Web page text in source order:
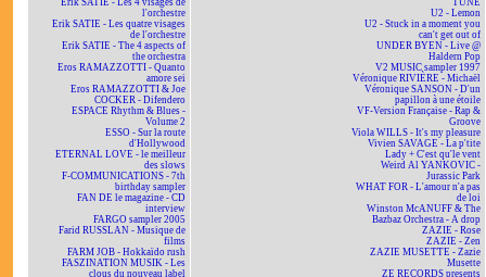
Erik SATIE - Les 4 visages de
l'orchestre
Erik SATIE - Les quatre visages
de l'orchestre
Erik SATIE - The 4 aspects of
the orchestra
Eros RAMAZZOTTI - Quanto
amore sei
Eros RAMAZZOTTI & Joe
COCKER - Difendero
ESPACE Rhythm & Blues -
Volume 2
ESSO - Sur la route
d'Hollywood
ETERNAL LOVE - le meilleur
des slows
F-COMMUNICATIONS - 7th
birthday sampler
FAN DE le magazine - CD
interview
FARGO sampler 2005
Farid RUSSLAN - Musique de
films
FARM JOB - Hokkaïdo rush
FASZINATION MUSIK - Les
clous du nouveau label
TUNE
U2 - Lemon
U2 - Stuck in a moment you
can't get out of
UNDER BYEN - Live @
Haldern Pop
V2 MUSIC sampler 1997
Véronique RIVIÈRE - Michaël
Véronique SANSON - D'un
papillon à une étoile
VF-Version Française - Rap &
Groove
Viola WILLS - It's my pleasure
Vivien SAVAGE - La p'tite
Lady + C'est qu'le vent
Weird Al YANKOVIC -
Jurassic Park
WHAT FOR - L'amour n'a pas
de loi
Winston McANUFF & The
Bazbaz Orchestra - A drop
ZAZIE - Rose
ZAZIE - Zen
ZAZIE MUSETTE - Zazie
Musette
ZE RECORDS presents